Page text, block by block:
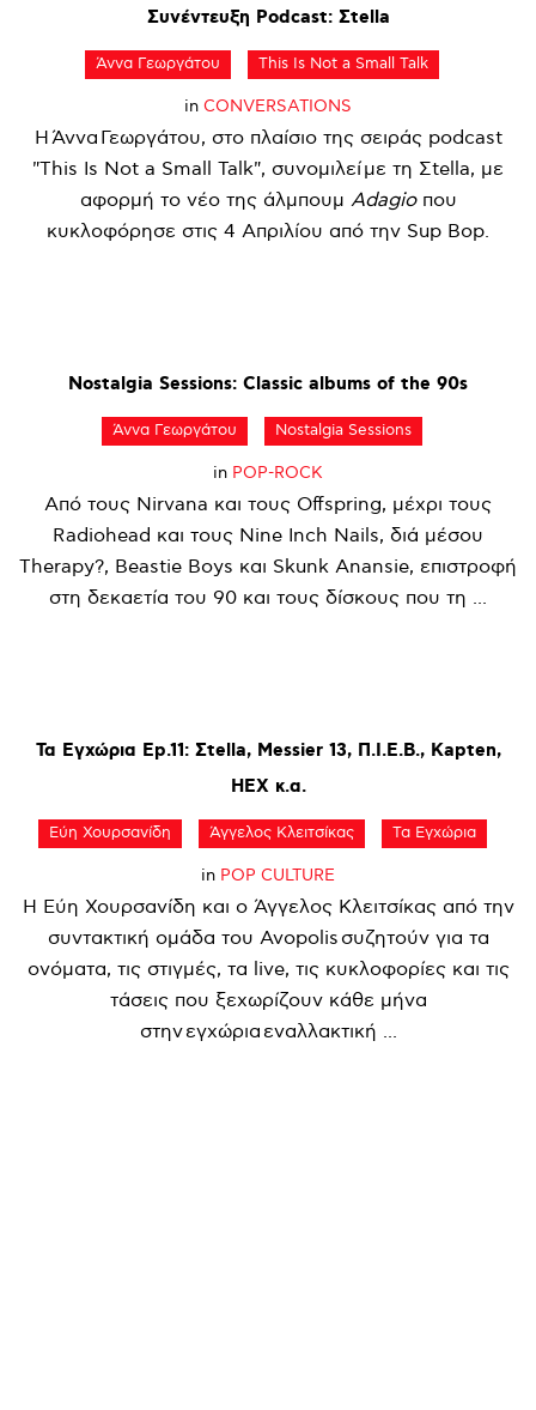
Συνέντευξη Podcast: Σtella
Άννα Γεωργάτου This Is Not a Small Talk
in CONVERSATIONS
Η Άννα Γεωργάτου, στο πλαίσιο της σειράς podcast
"This Is Not a Small Talk", συνομιλεί με τη Σtella, με
αφορμή το νέο της άλμπουμ Adagioπου
κυκλοφόρησε στις 4 Απριλίου από την Sup Bop.
Nostalgia Sessions: Classic albums of the 90s
Άννα Γεωργάτου Nostalgia Sessions
in POP-ROCK
Από τους Nirvana και τους Offspring, μέχρι τους
Radiohead και τους Nine Inch Nails, διά μέσου
Therapy?, Beastie Boys και Skunk Anansie, επιστροφή
στη δεκαετία του 90 και τους δίσκους που τη ...
Τα Εγχώρια Ep.11: Σtella, Messier 13, Π.Ι.Ε.Β., Kapten,
HEX κ.α.
Εύη Χουρσανίδη Άγγελος Κλειτσίκας Τα Εγχώρια
in POP CULTURE
Η Εύη Χουρσανίδη και ο Άγγελος Κλειτσίκας από την
συντακτική ομάδα του Avopolis συζητούν για τα
ονόματα, τις στιγμές, τα live, τις κυκλοφορίες και τις
τάσεις που ξεχωρίζουν κάθε μήνα
στην εγχώρια εναλλακτική ...